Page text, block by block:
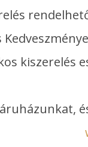
kiszerelés